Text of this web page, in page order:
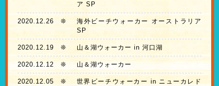
ア SP
2020.12.26 ❊
海外ビーチウォーカー オーストラリア
SP
2020.12.19 ❊ 山＆湖ウォーカー in 河口湖
2020.12.12 ❊ 山＆湖ウォーカー
2020.12.05 ❊
世界ビーチウォーカー in ニューカレド